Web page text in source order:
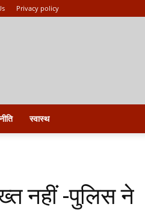
Privacy policy
स्वास्थ
नहीं -पुलिस ने